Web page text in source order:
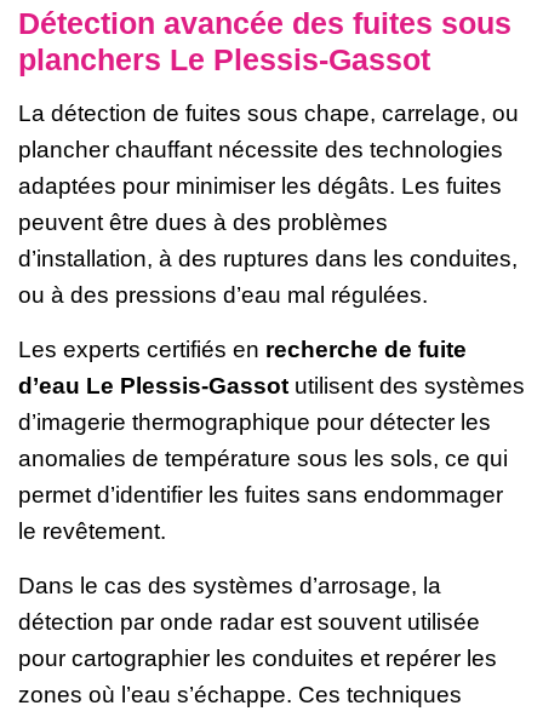
Détection avancée des fuites sous
planchers Le Plessis-Gassot
La détection de fuites sous chape, carrelage, ou
plancher chauffant nécessite des technologies
adaptées pour minimiser les dégâts. Les fuites
peuvent être dues à des problèmes
d’installation, à des ruptures dans les conduites,
ou à des pressions d’eau mal régulées.
Les experts certifiés en recherche de fuite
d’eau Le Plessis-Gassot utilisent des systèmes
d’imagerie thermographique pour détecter les
anomalies de température sous les sols, ce qui
permet d’identifier les fuites sans endommager
le revêtement.
Dans le cas des systèmes d’arrosage, la
détection par onde radar est souvent utilisée
pour cartographier les conduites et repérer les
zones où l’eau s’échappe. Ces techniques